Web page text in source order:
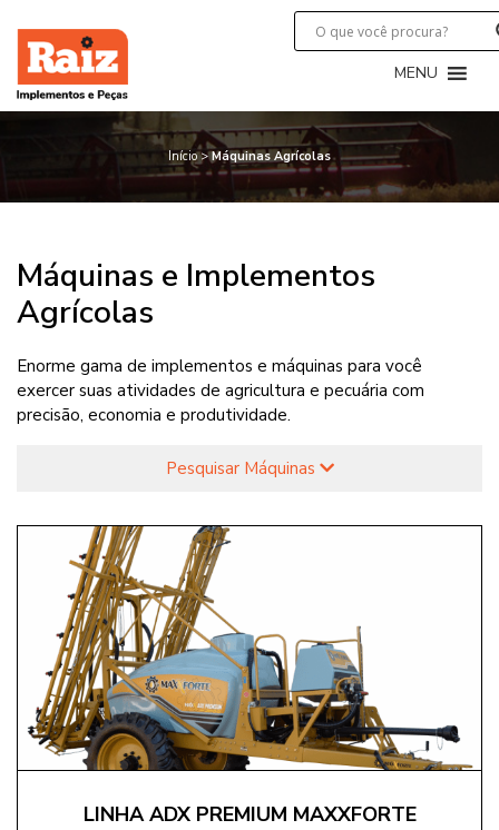
MENU
Máquinas Agrícolas
Início>Máquinas Agrícolas
Máquinas e Implementos
Agrícolas
Enorme gama de implementos e máquinas para você
exercer suas atividades de agricultura e pecuária com
precisão, economia e produtividade.
Pesquisar Máquinas
LINHA ADX PREMIUM MAXXFORTE